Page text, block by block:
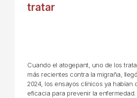
tratar
Cuando el atogepant, uno de los
más recientes contra la migraña,
2024, los ensayos clínicos ya habían
eficacia para prevenir la